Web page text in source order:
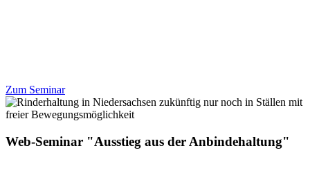
Zum Seminar
Web-Seminar "Ausstieg aus der Anbindehaltung"